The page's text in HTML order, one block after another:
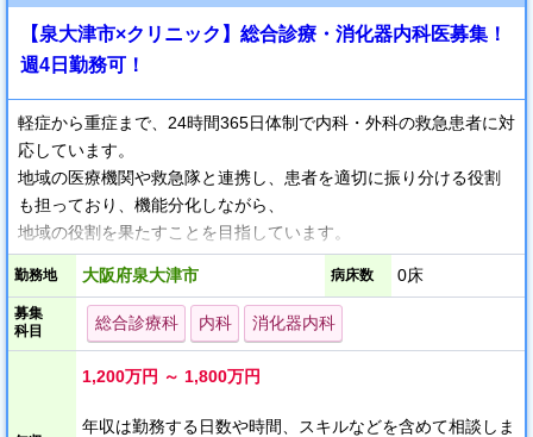
【泉大津市×クリニック】総合診療・消化器内科医募集！
週4日勤務可！
軽症から重症まで、24時間365日体制で内科・外科の救急患者に対
応しています。
地域の医療機関や救急隊と連携し、患者を適切に振り分ける役割
も担っており、機能分化しながら、
地域の役割を果たすことを目指しています。
・現在は非常勤で対応中ですが患者さんが増加中ですので常勤医
師を募集します。
・勤務日数や勤務時間については面談時に話し合って出来るだけ
対応します。
勤務地 大阪府泉大津市 病床数 0床
募集
科目
総合診療科 内科 消化器内科
1,200万円 ～ 1,800万円
年収は勤務する日数や時間、スキルなどを含めて相談しま